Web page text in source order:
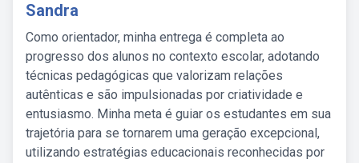
Sandra
Como orientador, minha entrega é completa ao
progresso dos alunos no contexto escolar, adotando
técnicas pedagógicas que valorizam relações
autênticas e são impulsionadas por criatividade e
entusiasmo. Minha meta é guiar os estudantes em sua
trajetória para se tornarem uma geração excepcional,
utilizando estratégias educacionais reconhecidas por